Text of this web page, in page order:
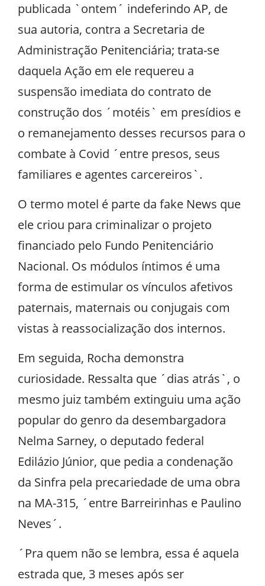
publicada `ontem´ indeferindo AP, de
sua autoria, contra a Secretaria de
Administração Penitenciária; trata-se
daquela Ação em ele requereu a
suspensão imediata do contrato de
construção dos ´motéis` em presídios e
o remanejamento desses recursos para o
combate à Covid ´entre presos, seus
familiares e agentes carcereiros`.
O termo motel é parte da fake News que
ele criou para criminalizar o projeto
financiado pelo Fundo Penitenciário
Nacional. Os módulos íntimos é uma
forma de estimular os vínculos afetivos
paternais, maternais ou conjugais com
vistas à reassocialização dos internos.
Em seguida, Rocha demonstra
curiosidade. Ressalta que ´dias atrás`, o
mesmo juiz também extinguiu uma ação
popular do genro da desembargadora
Nelma Sarney, o deputado federal
Edilázio Júnior, que pedia a condenação
da Sinfra pela precariedade de uma obra
na MA-315, ´entre Barreirinhas e Paulino
Neves´.
´Pra quem não se lembra, essa é aquela
estrada que, 3 meses após ser